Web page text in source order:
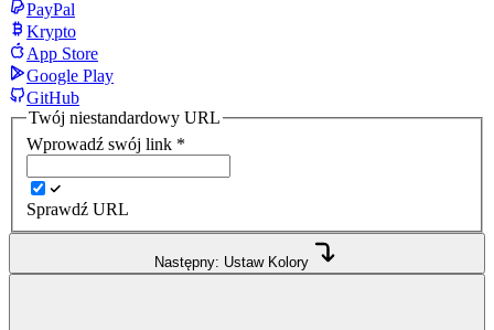
PayPal
Krypto
App Store
Google Play
GitHub
Twój niestandardowy URL
Wprowadź swój link *
Sprawdź URL
Następny: Ustaw Kolory